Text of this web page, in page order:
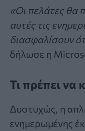
«Οι πελάτες θα
αυτές τις
διασφαλίσουν
δήλωσε η
Τι πρέπει να
Δυστυχώς, η
ενημερωμένης